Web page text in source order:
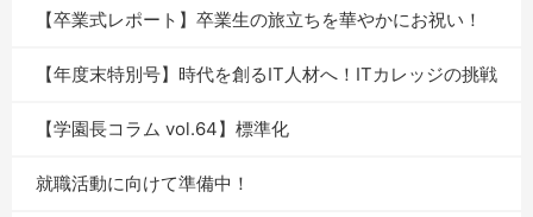
【卒業式レポート】卒業生の旅立ちを華やかにお祝い！
【年度末特別号】時代を創るIT人材へ！ITカレッジの挑戦
【学園長コラム vol.64】標準化
就職活動に向けて準備中！